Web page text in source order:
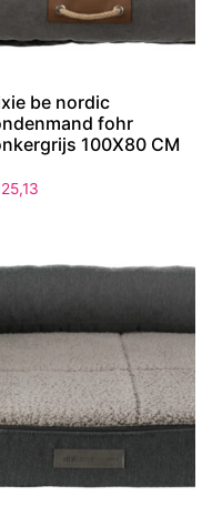
be nordic
fohr
100X80 CM